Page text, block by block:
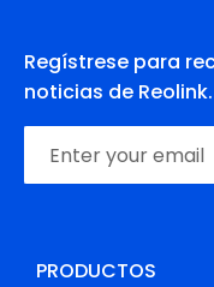
Regístrese para
noticias de Reolink.
PRODUCTOS